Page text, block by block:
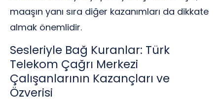
maaşın yanı sıra diğer kazanımları da dikkate
almak önemlidir.
Sesleriyle Bağ Kuranlar: Türk
Telekom Çağrı Merkezi
Çalışanlarının Kazançları ve
Özverisi